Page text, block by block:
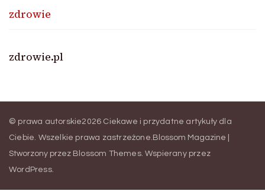
zdrowie
zdrowie.pl
© prawa autorskie2026 Ciekawe i przydatne artykuły dla
Ciebie. Wszelkie prawa zastrzeżone. Blossom Magazine |
Stworzony przez Blossom Themes. Wspierany przez
WordPress.